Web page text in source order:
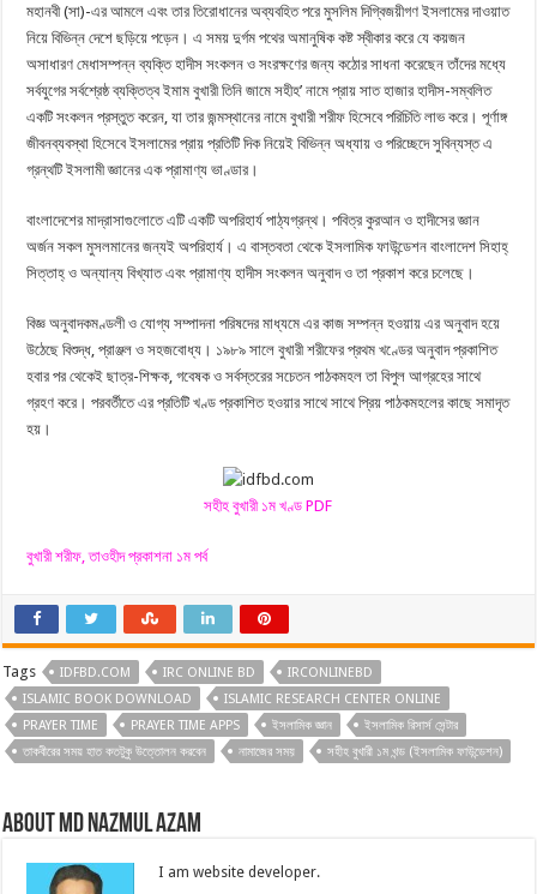
মহানবী (সা)-এর আমলে এবং তার তিরােধানের অব্যবহিত পরে মুসলিম দিগ্বিজয়ীগণ ইসলামের দাওয়াত
নিয়ে বিভিন্ন দেশে ছড়িয়ে পড়েন। এ সময় দুর্গম পথের অমানুষিক কষ্ট স্বীকার করে যে কয়জন
অসাধারণ মেধাসম্পন্ন ব্যক্তি হাদীস সংকলন ও সংরক্ষণের জন্য কঠোর সাধনা করেছেন তাঁদের মধ্যে
সর্বযুগের সর্বশ্রেষ্ঠ ব্যক্তিত্ব ইমাম বুখারী তিনি জামে সহীহ’ নামে প্রায় সাত হাজার হাদীস-সম্বলিত
একটি সংকলন প্রস্তুত করেন, যা তার জন্মস্থানের নামে বুখারী শরীফ হিসেবে পরিচিতি লাভ করে। পূর্ণাঙ্গ
জীবনব্যবস্থা হিসেবে ইসলামের প্রায় প্রতিটি দিক নিয়েই বিভিন্ন অধ্যায় ও পরিচ্ছেদে সুবিন্যস্ত এ
গ্রন্থটি ইসলামী জ্ঞানের এক প্রামাণ্য ভাণ্ডার।
বাংলাদেশের মাদ্রাসাগুলােতে এটি একটি অপরিহার্য পাঠ্যগ্রন্থ। পবিত্র কুরআন ও হাদীসের জ্ঞান
অর্জন সকল মুসলমানের জন্যই অপরিহার্য। এ বাস্তবতা থেকে ইসলামিক ফাউন্ডেশন বাংলাদেশ সিহাহ্
সিত্তাহ্ ও অন্যান্য বিখ্যাত এবং প্রামাণ্য হাদীস সংকলন অনুবাদ ও তা প্রকাশ করে চলেছে।
বিজ্ঞ অনুবাদকমণ্ডলী ও যােগ্য সম্পাদনা পরিষদের মাধ্যমে এর কাজ সম্পন্ন হওয়ায় এর অনুবাদ হয়ে
উঠেছে বিশুদ্ধ, প্রাঞ্জল ও সহজবােধ্য। ১৯৮৯ সালে বুখারী শরীফের প্রথম খণ্ডের অনুবাদ প্রকাশিত
হবার পর থেকেই ছাত্র-শিক্ষক, গবেষক ও সর্বস্তরের সচেতন পাঠকমহল তা বিপুল আগ্রহের সাথে
গ্রহণ করে। পরবর্তীতে এর প্রতিটি খণ্ড প্রকাশিত হওয়ার সাথে সাথে প্রিয় পাঠকমহলের কাছে সমাদৃত
হয়।
সহীহ বুখারী ১ম খণ্ড PDF
বুখারী শরীফ, তাওহীদ প্রকাশনা ১ম পর্ব
Tags IDFBD.COM IRC ONLINE BD
IRCONLINEBD
ISLAMIC BOOK DOWNLOAD
ISLAMIC RESEARCH CENTER ONLINE
PRAYER TIME
PRAYER TIME APPS ইসলামিক জ্ঞান
ইসলামিক রিসার্স সেন্টার
তাকবীরের সময় হাত কতটুকু উত্তোলন করবেন
নামাজের সময় সহীহ বুখারী ১ম খন্ড (ইসলামিক ফাউন্ডেশন)
About Md Nazmul Azam
I am website developer.